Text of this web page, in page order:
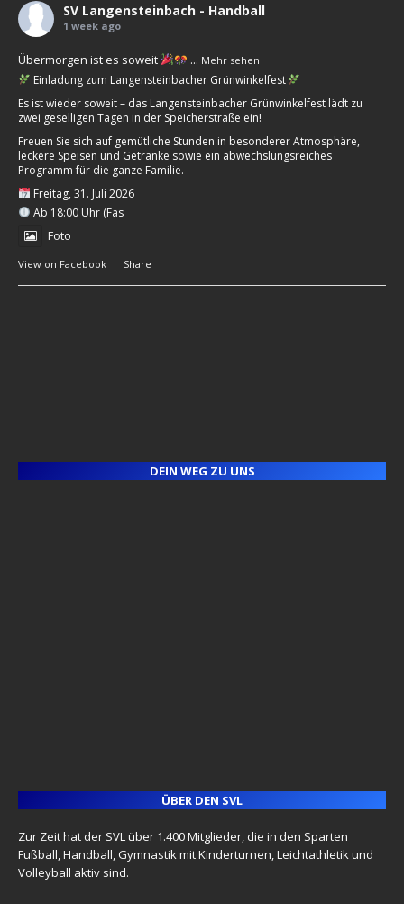
SV Langensteinbach - Handball
1 week ago
Übermorgen ist es soweit
Einladung zum Langensteinbacher Grünwinkelfest
Es ist wieder soweit – das Langensteinbacher Grünwinkelfest lädt zu
zwei geselligen Tagen in der Speicherstraße ein!
Freuen Sie sich auf gemütliche Stunden in besonderer Atmosphäre,
leckere Speisen und Getränke sowie ein abwechslungsreiches
Programm für die ganze Familie.
Freitag, 31. Juli 2026
Ab 18:00 Uhr (Fas
... Mehr sehen
Foto
View on Facebook · Share
DEIN WEG ZU UNS
ÜBER DEN SVL
Zur Zeit hat der SVL über 1.400 Mitglieder, die in den Sparten
Fußball, Handball, Gymnastik mit Kinderturnen, Leichtathletik und
Volleyball aktiv sind.